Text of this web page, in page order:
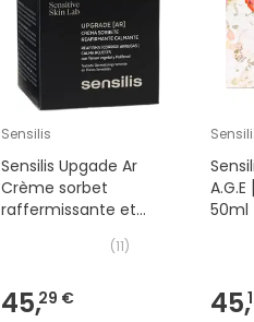
Sensilis
Sensilis Upgade Ar
Crème sorbet
raffermissante et
(11)
45,29 €
50ml
45,